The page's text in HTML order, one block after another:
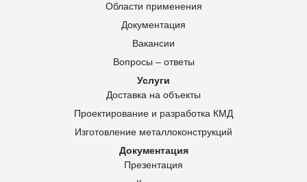
Области применения
Документация
Вакансии
Вопросы – ответы
Услуги
Доставка на объекты
Проектирование и разработка КМД
Изготовление металлоконструкций
Документация
Презентация